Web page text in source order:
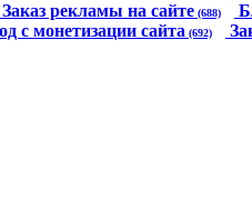
Заказ рекламы на сайте (688)
с монетизации сайта (692)